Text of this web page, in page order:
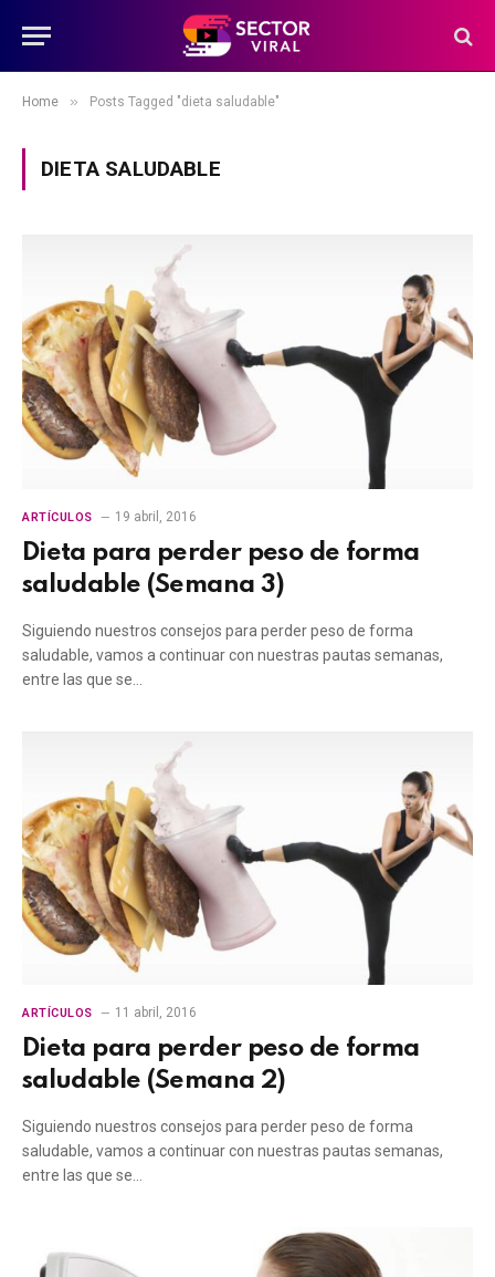
Home » Posts Tagged "dieta saludable"
DIETA SALUDABLE
ARTÍCULOS 19 abril, 2016
Dieta para perder peso de forma
saludable (Semana 3)
Siguiendo nuestros consejos para perder peso de forma
saludable, vamos a continuar con nuestras pautas semanas,
entre las que se…
ARTÍCULOS 11 abril, 2016
Dieta para perder peso de forma
saludable (Semana 2)
Siguiendo nuestros consejos para perder peso de forma
saludable, vamos a continuar con nuestras pautas semanas,
entre las que se…